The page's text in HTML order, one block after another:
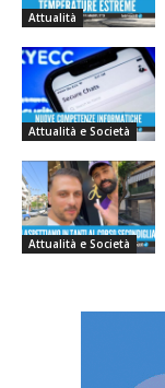
Attualità
Attualità e Società
Attualità e Società